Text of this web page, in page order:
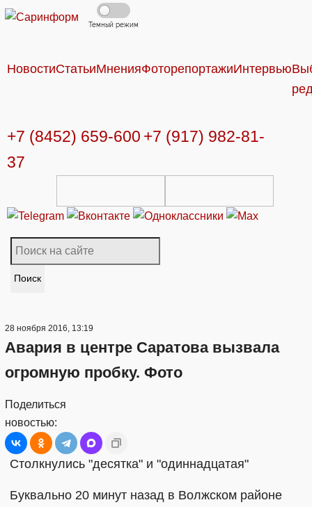
Темный режим
НовостиСтатьиМненияФоторепортажиИнтервью
+7 (8452) 659-600 +7 (917) 982-81-
37
Поиск
28 ноября 2016, 13:19
Авария в центре Саратова вызвала
огромную пробку. Фото
Поделиться
новостью:
Столкнулись "десятка" и "одиннадцатая"
Буквально 20 минут назад в Волжском районе